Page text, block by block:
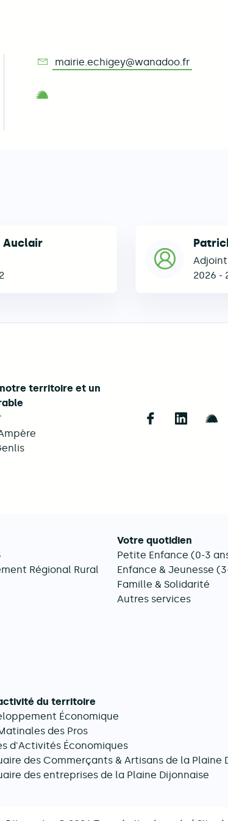
mairie.echigey@wanadoo.fr
Consulter la station
Auclair
2026 -
territoire et un
Follow us on
Follow
Régional Rural
Votre quotidien
Petite Enfance (0-3
Enfance & Jeunesse
Famille & Solidarité
Autres services
du territoire
Économique
des Pros
d'Activités Économiques
des Commerçants & Artisans de la Plaine
des entreprises de la Plaine Dijonnaise